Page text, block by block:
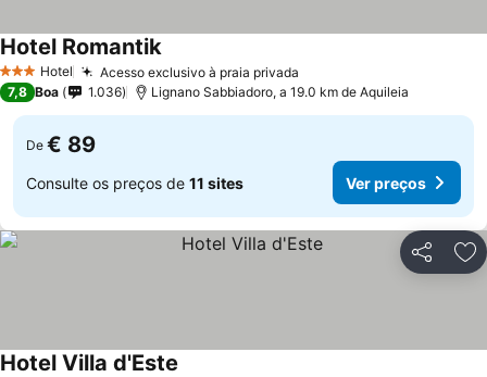
3 EstrelasHotel Acesso exclusivo à praia privada
Hotel Romantik
7,8 Boa 1.036 Lignano Sabbiadoro, a 19.0 km de Aquileia
De € 89
Consulte os preços de 11 sites Ver preços
Partilhar
Hotel Villa d'Este